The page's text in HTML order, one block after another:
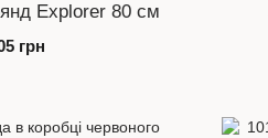
Explorer 80 см
грн